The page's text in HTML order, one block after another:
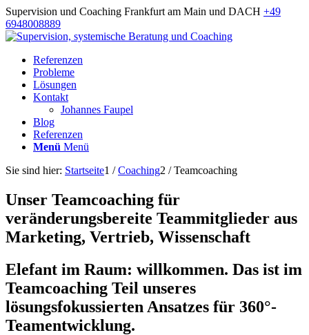
Supervision und Coaching Frankfurt am Main und DACH +49
6948008889
Referenzen
Probleme
Lösungen
Kontakt
Johannes Faupel
Blog
Referenzen
Menü Menü
Sie sind hier: Startseite1 / Coaching2 / Teamcoaching
Unser Teamcoaching für
veränderungsbereite Teammitglieder aus
Marketing, Vertrieb, Wissenschaft
Elefant im Raum: willkommen. Das ist im
Teamcoaching Teil unseres
lösungsfokussierten Ansatzes für 360°-
Teamentwicklung.